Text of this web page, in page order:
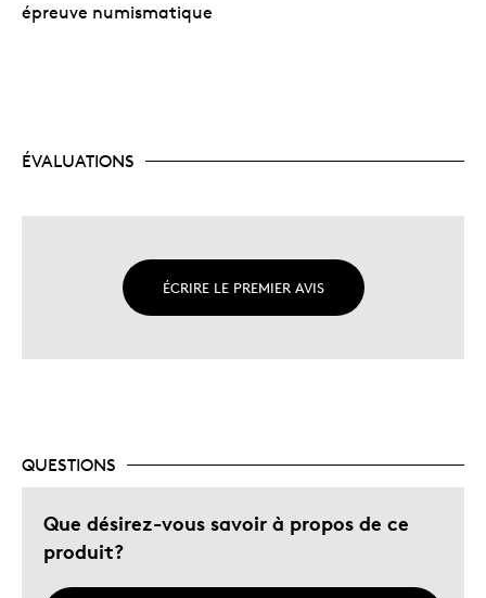
épreuve numismatique
ÉVALUATIONS
ÉCRIRE LE PREMIER AVIS
QUESTIONS
Que désirez-vous savoir à propos de ce
produit?